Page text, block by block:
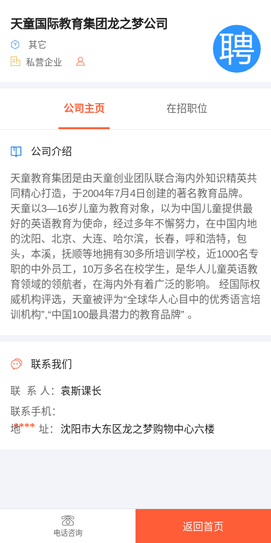
天童国际教育集团龙之梦公司
其它
私营企业
公司主页 在招职位
公司介绍
天童教育集团是由天童创业团队联合海内外知识精英共
同精心打造，于2004年7月4日创建的著名教育品牌。
天童以3—16岁儿童为教育对象，以为中国儿童提供最
好的英语教育为使命，经过多年不懈努力，在中国内地
的沈阳、北京、大连、哈尔滨，长春，呼和浩特，包
头，本溪，抚顺等地拥有30多所培训学校，近1000名专
职的中外员工，10万多名在校学生，是华人儿童英语教
育领域的领航者，在海内外有着广泛的影响。 经国际权
威机构评选，天童被评为“全球华人心目中的优秀语言培
训机构”,“中国100最具潜力的教育品牌” 。
联系我们
联 系 人： 袁斯课长
联系手机：
****
地 址： 沈阳市大东区龙之梦购物中心六楼
电话咨询
返回首页